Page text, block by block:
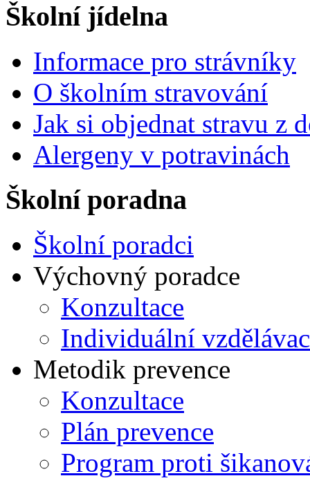
Školní jídelna
Informace pro strávníky
O školním stravování
Jak si objednat stravu z
Alergeny v potravinách
Školní poradna
Školní poradci
Výchovný poradce
Konzultace
Individuální
Metodik prevence
Konzultace
Plán prevence
Program proti